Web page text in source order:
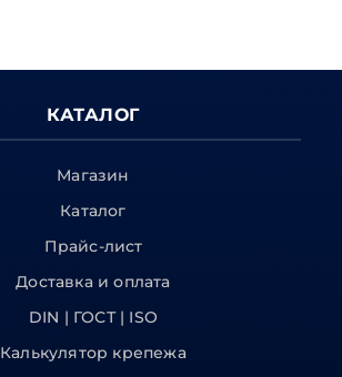
КАТАЛОГ
Магазин
Каталог
Прайс-лист
Доставка и оплата
DIN | ГОСТ | ISO
Калькулятор крепежа